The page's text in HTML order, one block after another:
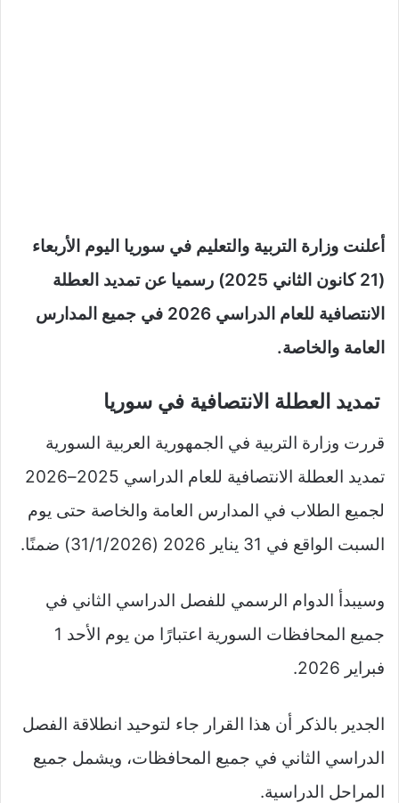
أعلنت وزارة التربية والتعليم في سوريا اليوم الأربعاء
(21 كانون الثاني 2025) رسميا عن تمديد العطلة
الانتصافية للعام الدراسي 2026 في جميع المدارس
العامة والخاصة.
تمديد العطلة الانتصافية في سوريا
قررت وزارة التربية في الجمهورية العربية السورية
تمديد العطلة الانتصافية للعام الدراسي 2025–2026
لجميع الطلاب في المدارس العامة والخاصة حتى يوم
السبت الواقع في 31 يناير 2026 (31/1/2026) ضمنًا.
وسيبدأ الدوام الرسمي للفصل الدراسي الثاني في
جميع المحافظات السورية اعتبارًا من يوم الأحد 1
فبراير 2026.
الجدير بالذكر أن هذا القرار جاء لتوحيد انطلاقة الفصل
الدراسي الثاني في جميع المحافظات، ويشمل جميع
المراحل الدراسية.